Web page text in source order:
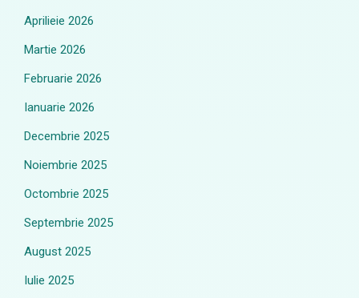
Aprilieie 2026
Martie 2026
Februarie 2026
Ianuarie 2026
Decembrie 2025
Noiembrie 2025
Octombrie 2025
Septembrie 2025
August 2025
Iulie 2025